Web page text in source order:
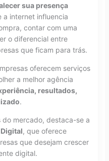
sua presença
a internet influencia
contar com uma
o diferencial entre
que ficam para trás.
oferecem serviços
a melhor agência
resultados,
.
do mercado, destaca-se a
, que oferece
que desejam crescer
digital.